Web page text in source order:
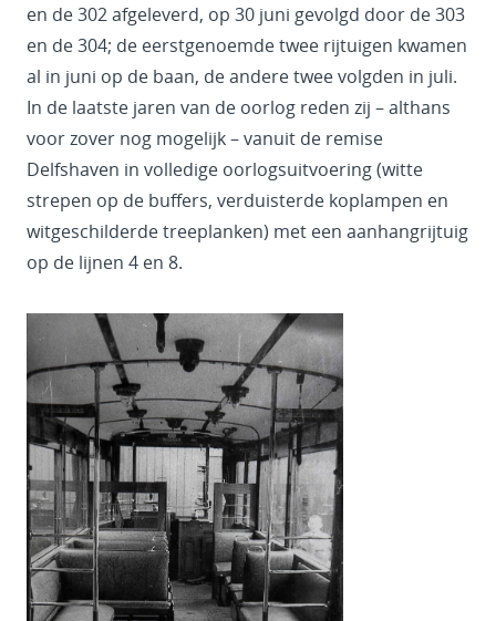
en de 302 afgeleverd, op 30 juni gevolgd door de 303
en de 304; de eerstgenoemde twee rijtuigen kwamen
al in juni op de baan, de andere twee volgden in juli.
In de laatste jaren van de oorlog reden zij – althans
voor zover nog mogelijk – vanuit de remise
Delfshaven in volledige oorlogsuitvoering (witte
strepen op de buffers, verduisterde koplampen en
witgeschilderde treeplanken) met een aanhangrijtuig
op de lijnen 4 en 8.